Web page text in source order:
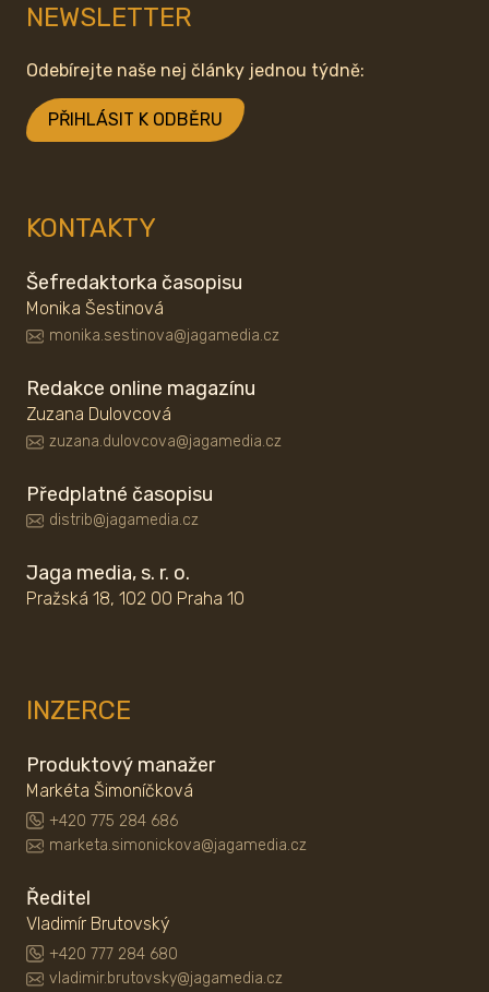
NEWSLETTER
Odebírejte naše nej články jednou týdně:
PŘIHLÁSIT K ODBĚRU
KONTAKTY
Šefredaktorka časopisu
Monika Šestinová
monika.sestinova@jagamedia.cz
Redakce online magazínu
Zuzana Dulovcová
zuzana.dulovcova@jagamedia.cz
Předplatné časopisu
distrib@jagamedia.cz
Jaga media, s. r. o.
Pražská 18, 102 00 Praha 10
INZERCE
Produktový manažer
Markéta Šimoníčková
+420 775 284 686
marketa.simonickova@jagamedia.cz
Ředitel
Vladimír Brutovský
+420 777 284 680
vladimir.brutovsky@jagamedia.cz